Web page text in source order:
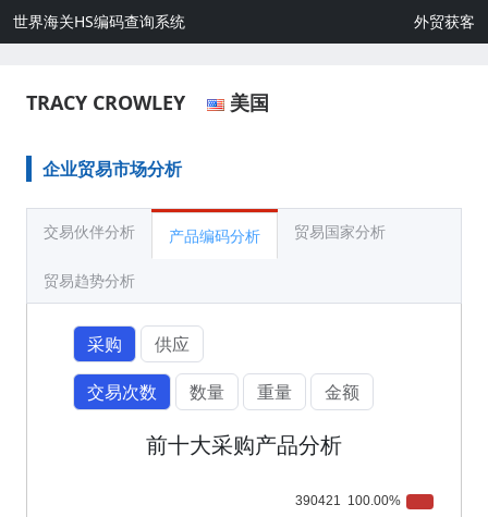
世界海关HS编码查询系统 外贸获客
TRACY CROWLEY 美国
企业贸易市场分析
交易伙伴分析 产品编码分析 贸易国家分析
贸易趋势分析
采购
供应
交易次数
数量 重量 金额
前十大采购产品分析